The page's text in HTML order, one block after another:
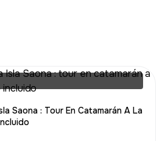
Saona : Tour En Catamarán A La